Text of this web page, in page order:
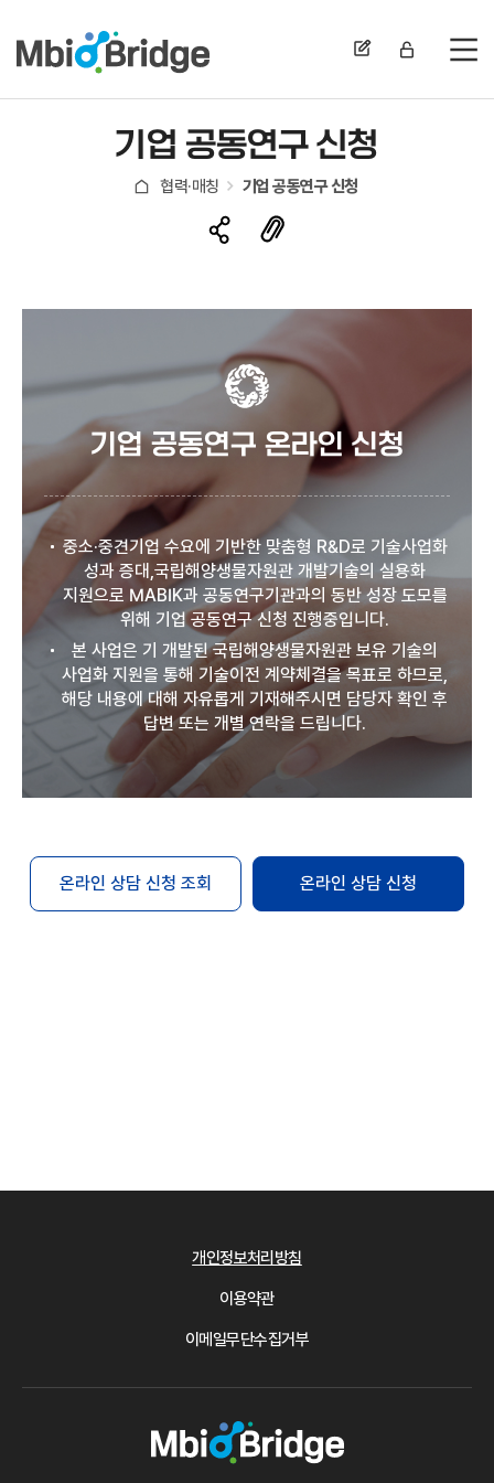
전
기업 공동연구 신청
협력·매칭 기업 공동연구 신청
기업 공동연구 온라인 신청
중소·중견기업 수요에 기반한 맞춤형 R&D로 기술사업화
성과 증대,국립해양생물자원관 개발기술의 실용화
지원으로 MABIK과 공동연구기관과의 동반 성장 도모를
위해 기업 공동연구 신청 진행중입니다.
본 사업은 기 개발된 국립해양생물자원관 보유 기술의
사업화 지원을 통해 기술이전 계약체결을 목표로 하므로,
해당 내용에 대해 자유롭게 기재해주시면 담당자 확인 후
답변 또는 개별 연락을 드립니다.
온라인 상담 신청 조회 온라인 상담 신청
개인정보처리방침
이용약관
이메일무단수집거부